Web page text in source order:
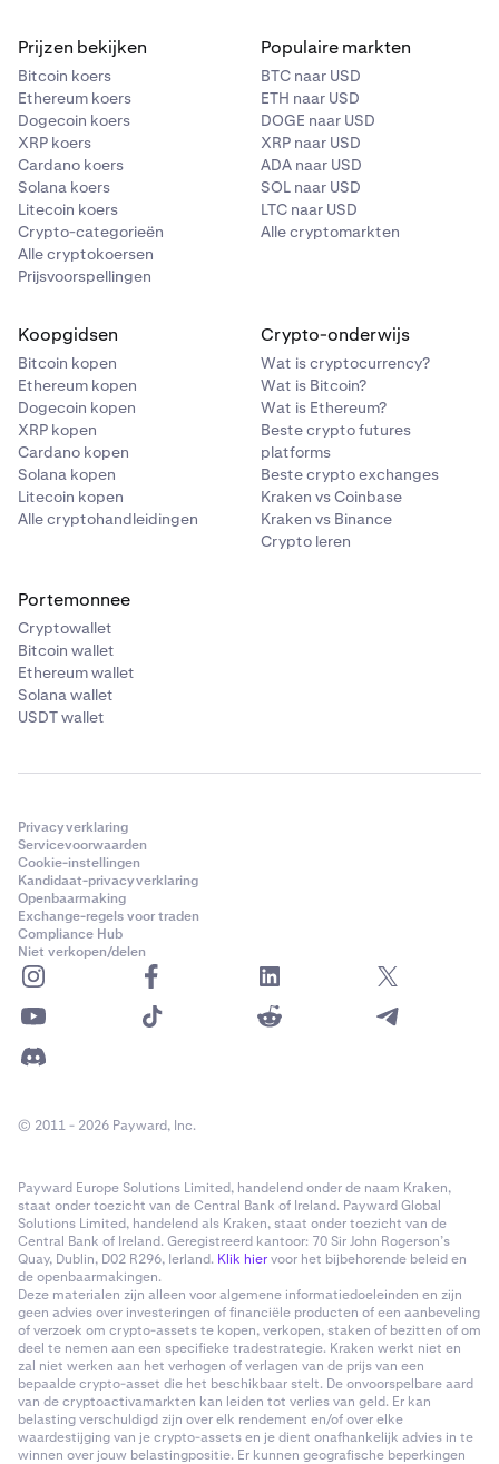
Prijzen bekijken
Bitcoin koers
Ethereum koers
Dogecoin koers
XRP koers
Cardano koers
Solana koers
Litecoin koers
Crypto-categorieën
Alle cryptokoersen
Prijsvoorspellingen
Populaire markten
BTC naar USD
ETH naar USD
DOGE naar USD
XRP naar USD
ADA naar USD
SOL naar USD
LTC naar USD
Alle cryptomarkten
Koopgidsen
Bitcoin kopen
Ethereum kopen
Dogecoin kopen
XRP kopen
Cardano kopen
Solana kopen
Litecoin kopen
Alle cryptohandleidingen
Crypto-onderwijs
Wat is cryptocurrency?
Wat is Bitcoin?
Wat is Ethereum?
Beste crypto futures
platforms
Beste crypto exchanges
Kraken vs Coinbase
Kraken vs Binance
Crypto leren
Portemonnee
Cryptowallet
Bitcoin wallet
Ethereum wallet
Solana wallet
USDT wallet
Privacyverklaring
Servicevoorwaarden
Cookie-instellingen
Kandidaat-privacyverklaring
Openbaarmaking
Exchange-regels voor traden
Compliance Hub
Niet verkopen/delen
© 2011 - 2026 Payward, Inc.
Payward Europe Solutions Limited, handelend onder de naam Kraken,
staat onder toezicht van de Central Bank of Ireland. Payward Global
Solutions Limited, handelend als Kraken, staat onder toezicht van de
Central Bank of Ireland. Geregistreerd kantoor: 70 Sir John Rogerson’s
Quay, Dublin, D02 R296, Ierland. Klik hiervoor het bijbehorende beleid en
de openbaarmakingen.
Deze materialen zijn alleen voor algemene informatiedoeleinden en zijn
geen advies over investeringen of financiële producten of een aanbeveling
of verzoek om crypto-assets te kopen, verkopen, staken of bezitten of om
deel te nemen aan een specifieke tradestrategie. Kraken werkt niet en
zal niet werken aan het verhogen of verlagen van de prijs van een
bepaalde crypto-asset die het beschikbaar stelt. De onvoorspelbare aard
van de cryptoactivamarkten kan leiden tot verlies van geld. Er kan
belasting verschuldigd zijn over elk rendement en/of over elke
waardestijging van je crypto-assets en je dient onafhankelijk advies in te
winnen over jouw belastingpositie. Er kunnen geografische beperkingen